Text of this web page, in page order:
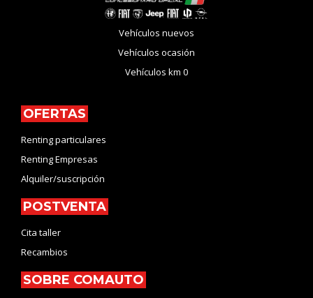
Vehículos nuevos
Vehículos ocasión
Vehículos km 0
OFERTAS
Renting particulares
Renting Empresas
Alquiler/suscripción
POSTVENTA
Cita taller
Recambios
SOBRE COMAUTO